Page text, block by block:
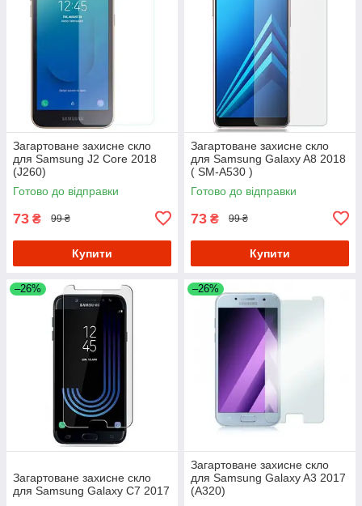
Загартоване захисне скло
для Samsung J2 Core 2018
(J260)
Готово до відправки
73 ₴ 99 ₴
Купити
Загартоване захисне скло
для Samsung Galaxy A8 2018
( SM-A530 )
Готово до відправки
73 ₴ 99 ₴
Купити
–26%
Загартоване захисне скло
для Samsung Galaxy C7 2017
–26%
Загартоване захисне скло
для Samsung Galaxy A3 2017
(A320)